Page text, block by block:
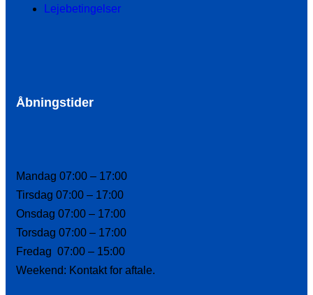
Lejebetingelser
Åbningstider
Mandag 07:00 – 17:00
Tirsdag 07:00 – 17:00
Onsdag 07:00 – 17:00
Torsdag 07:00 – 17:00
Fredag 07:00 – 15:00
Weekend: Kontakt for aftale.